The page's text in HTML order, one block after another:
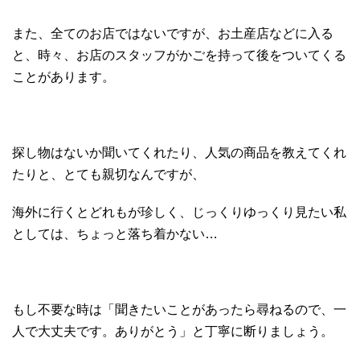
また、全てのお店ではないですが、お土産店などに入る
と、時々、お店のスタッフがかごを持って後をついてくる
ことがあります。
探し物はないか聞いてくれたり、人気の商品を教えてくれ
たりと、とても親切なんですが、
海外に行くとどれもが珍しく、じっくりゆっくり見たい私
としては、ちょっと落ち着かない…
もし不要な時は「聞きたいことがあったら尋ねるので、一
人で大丈夫です。ありがとう」と丁寧に断りましょう。